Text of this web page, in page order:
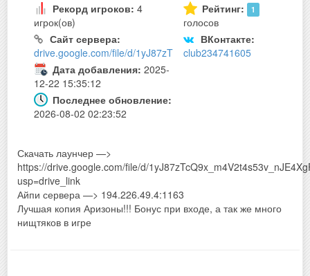
Рекорд игроков: 4
игрок(ов)
Рейтинг: 1
голосов
Сайт сервера:
drive.google.com/file/d/1yJ87zT
ВКонтакте:
club234741605
Дата добавления: 2025-
12-22 15:35:12
Последнее обновление:
2026-08-02 02:23:52
Скачать лаунчер —>
https://drive.google.com/file/d/
usp=drive_link
Айпи сервера —> 194.226.49.4:1163
Лучшая копия Аризоны!!! Бонус при входе, а так же много
нищтяков в игре